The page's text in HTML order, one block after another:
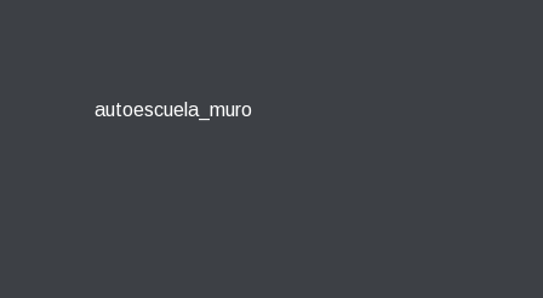
autoescuela_muro